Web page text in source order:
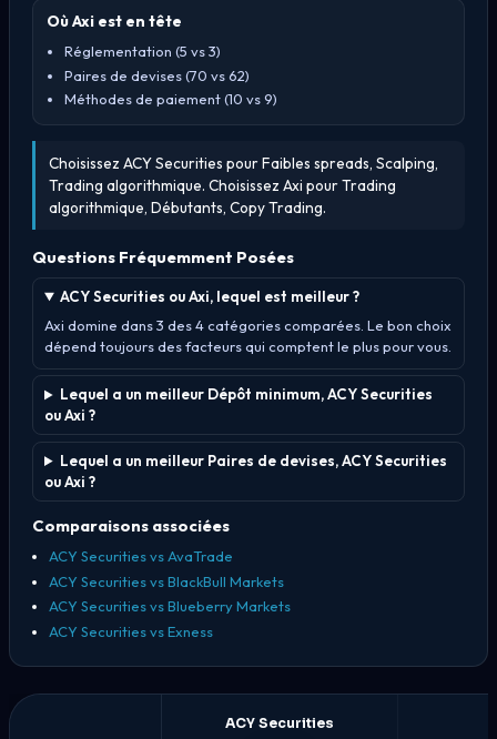
Où Axi est en tête
Réglementation (5 vs 3)
Paires de devises (70 vs 62)
Méthodes de paiement (10 vs 9)
Choisissez ACY Securities pour Faibles spreads, Scalping,
Trading algorithmique. Choisissez Axi pour Trading
algorithmique, Débutants, Copy Trading.
Questions Fréquemment Posées
ACY Securities ou Axi, lequel est meilleur ?
Axi domine dans 3 des 4 catégories comparées. Le bon choix
dépend toujours des facteurs qui comptent le plus pour vous.
Lequel a un meilleur Dépôt minimum, ACY Securities
ou Axi ?
Lequel a un meilleur Paires de devises, ACY Securities
ou Axi ?
Comparaisons associées
ACY Securities vs AvaTrade
ACY Securities vs BlackBull Markets
ACY Securities vs Blueberry Markets
ACY Securities vs Exness
ACY Securities